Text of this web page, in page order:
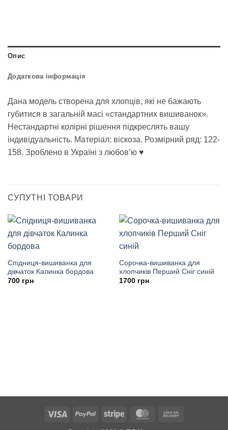
Опис
Додаткова інформація
Дана модель створена для хлопців, які не бажають
губитися в загальній масі «стандартних вишиванок».
Нестандартні колірні рішення підкреслять вашу
індивідуальність. Матеріал: віскоза. Розмірний ряд: 122-
158. Зроблено в Україні з любов’ю ♥
СУПУТНІ ТОВАРИ
Спідниця-вишиванка для
дівчаток Калинка бордова
700 грн
Сорочка-вишиванка для
хлопчиків Перший Сніг синій
1700 грн
Visa PayPal Stripe MasterCard